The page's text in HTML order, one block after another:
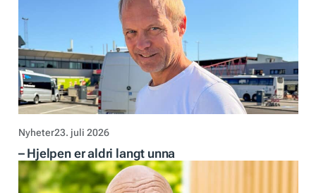
Nyheter23. juli 2026
– Hjelpen er aldri langt unna